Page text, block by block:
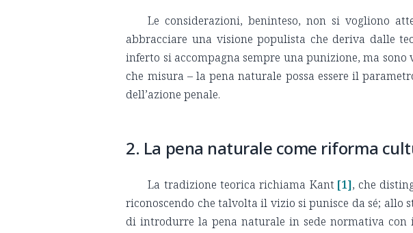
Le considerazioni, beninteso, non si vogliono
abbracciare una visione populista che deriva dalle
inferto si accompagna sempre una punizione, ma
che misura – la pena naturale possa essere il
dell’azione penale.
2. La pena naturale come riforma
La tradizione teorica richiama Kant [1], che
riconoscendo che talvolta il vizio si punisce da sé; allo
di introdurre la pena naturale in sede normativa con